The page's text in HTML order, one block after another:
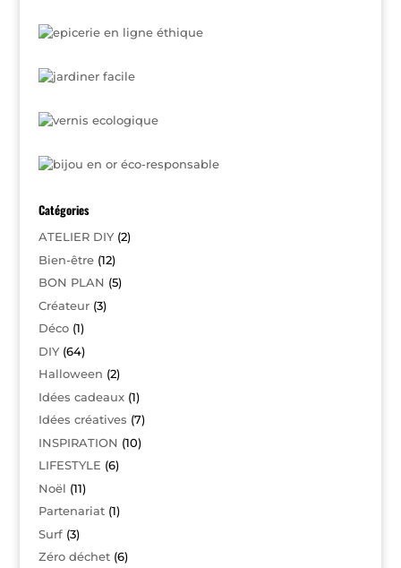
Catégories
ATELIER DIY(2)
Bien-être(12)
BON PLAN (5)
Créateur(3)
Déco(1)
DIY(64)
Halloween (2)
Idées cadeaux(1)
Idées créatives (7)
INSPIRATION (10)
LIFESTYLE (6)
Noël (11)
Partenariat(1)
Surf(3)
Zéro déchet(6)